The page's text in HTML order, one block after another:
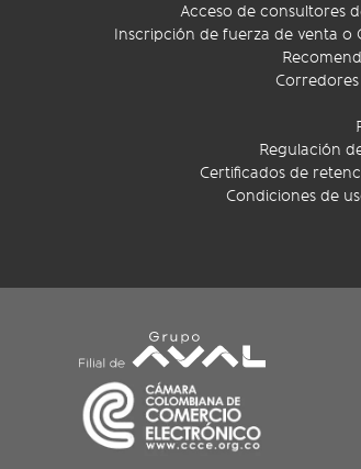
Acceso de consultores
Inscripción de fuerza de venta o
Regulación
Certificados de
Condiciones de